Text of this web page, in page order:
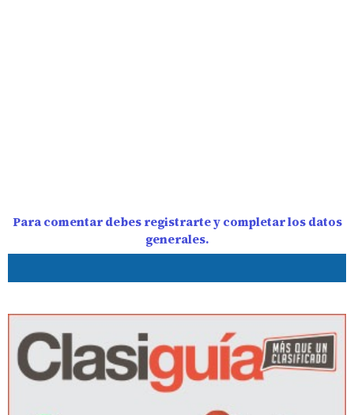
Para comentar debes registrarte y completar los datos
generales.